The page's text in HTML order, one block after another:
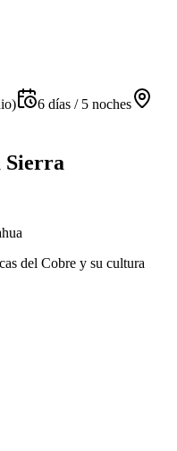
6 días / 5 noches
Sierra
del Cobre y su cultura